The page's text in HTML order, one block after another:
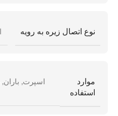
نوع اتصال زیره به رویه
موارد
استفاده
اسپرت, باران,